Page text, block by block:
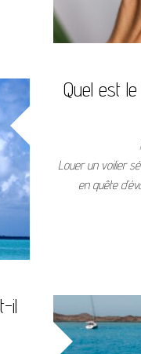
Quel est
Louer un voilier
en quête
il